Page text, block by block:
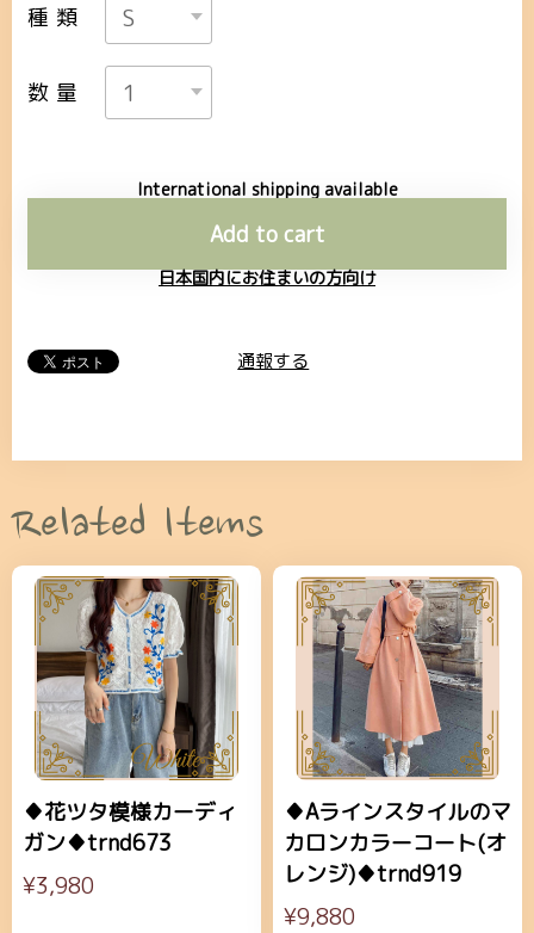
種類
数量
International shipping available
Add to cart
日本国内にお住まいの方向け
通報する
Related Items
♦花ツタ模様カーディ
ガン♦trnd673
¥3,980
♦Aラインスタイルのマ
カロンカラーコート(オ
レンジ)♦trnd919
¥9,880